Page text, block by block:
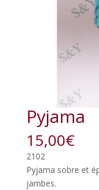
Pyjama
15,00€
2102
Pyjama sobre et
jambes.